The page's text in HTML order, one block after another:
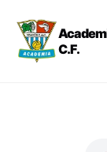
C.F.